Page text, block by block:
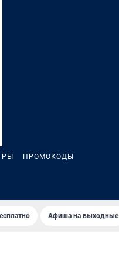
ПРОМОКОДЫ
Афиша на выходные